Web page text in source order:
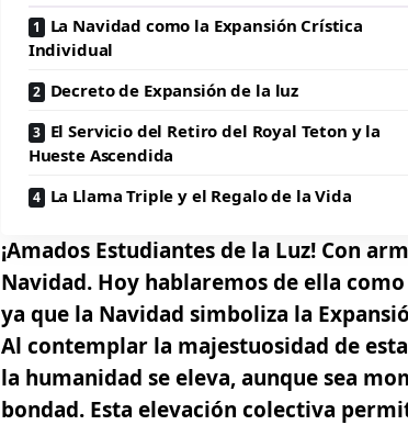
La Navidad como la Expansión Crística
Individual
Decreto de Expansión de la luz
El Servicio del Retiro del Royal Teton y la
Hueste Ascendida
La Llama Triple y el Regalo de la Vida
¡Amados Estudiantes de la Luz! Con
Navidad. Hoy hablaremos de ella
ya que la Navidad simboliza la
Al contemplar la majestuosidad de
la humanidad se eleva, aunque sea
bondad. Esta elevación colectiva